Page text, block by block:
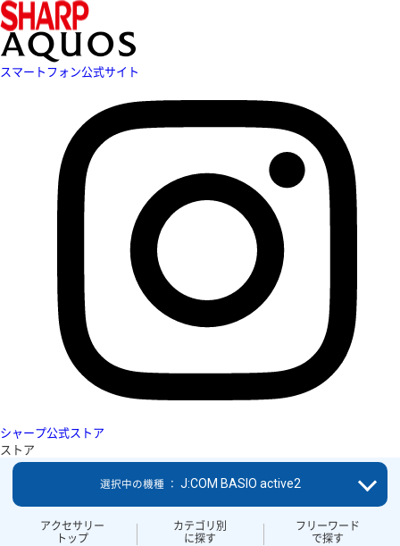
スマートフォン公式サイト
シャープ公式ストア
ストア
アクセサリー
トップ
カテゴリ別
に探す
フリーワード
で探す
選択中の機種 ： J:COM BASIO active2